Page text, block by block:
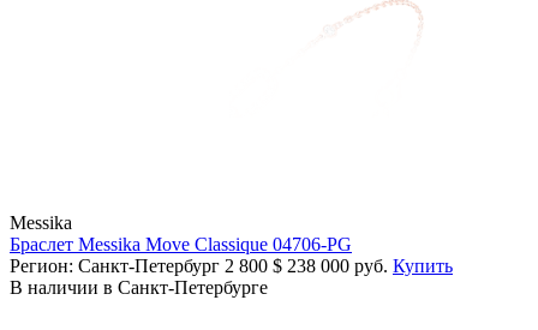
Messika
Браслет Messika Move Classique 04706-PG
Регион: Санкт-Петербург 2 800 $ 238 000 руб. Купить
В наличии в Санкт-Петербурге